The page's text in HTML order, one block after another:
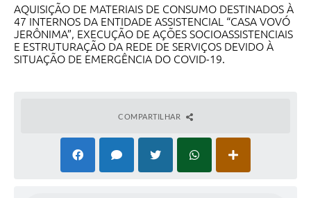
Cadastro usuários de transporte para Trabalho
Arquivos para Download
Cadastro para Estágio
Junta Militar
AQUISIÇÃO DE MATERIAIS DE CONSUMO DESTINADOS À
47 INTERNOS DA ENTIDADE ASSISTENCIAL “CASA VOVÓ
JERÔNIMA”, EXECUÇÃO DE AÇÕES SOCIOASSISTENCIAIS
E ESTRUTURAÇÃO DA REDE DE SERVIÇOS DEVIDO À
SITUAÇÃO DE EMERGÊNCIA DO COVID-19.
COMPARTILHAR